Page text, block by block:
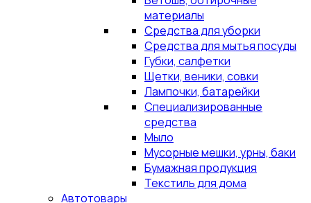
материалы
Средства для уборки
Средства для мытья посуды
Губки, салфетки
Щетки, веники, совки
Лампочки, батарейки
Специализированные
средства
Мыло
Мусорные мешки, урны, баки
Бумажная продукция
Текстиль для дома
Автотовары